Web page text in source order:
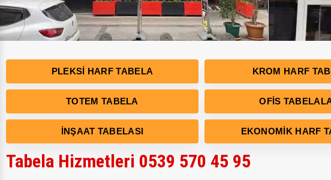
PLEKSI HARF TABELA KROM HARF
TOTEM TABELA OFIS
İNŞAAT TABELASI EKONOMIK HARF
Tabela Hizmetleri 0539 570 45 95